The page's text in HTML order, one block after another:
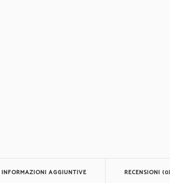
INFORMAZIONI AGGIUNTIVE RECENSIONI (0)